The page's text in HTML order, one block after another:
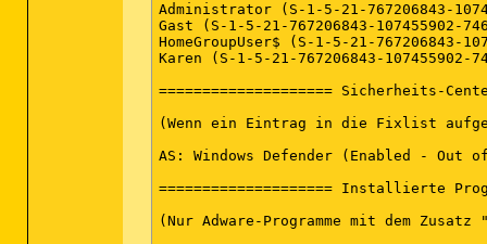
Administrator (S-1-5-21-767206843-
Gast (S-1-5-21-767206843-107455902-
HomeGroupUser$ (S-1-5-21-767206843-
Karen (S-1-5-21-767206843-
==================== Sicherheits-
(Wenn ein Eintrag in die Fixlist
AS: Windows Defender (Enabled - Out of
==================== Installierte
(Nur Adware-Programme mit dem